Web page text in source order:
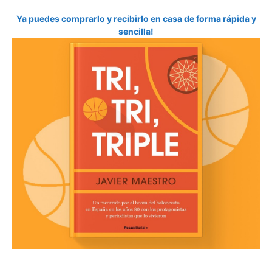
Ya puedes comprarlo y recibirlo en casa de forma rápida y
sencilla!